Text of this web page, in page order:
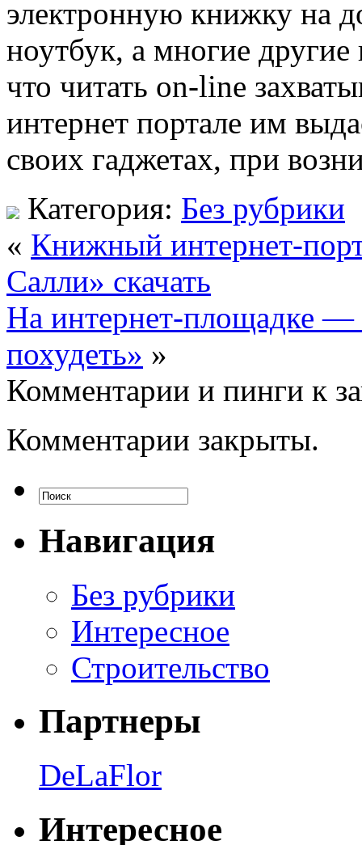
электронную книжку на
ноутбук, а многие
что читать on-line
интернет портале им
своих гаджетах, при
Категория: Без рубрики
« Книжный интернет-
Салли» скачать
На интернет-площадке
похудеть» »
Комментарии и пинги к
Комментарии закрыты.
Навигация
Без рубрики
Интересное
Строительство
Партнеры
DeLaFlor
Интересное